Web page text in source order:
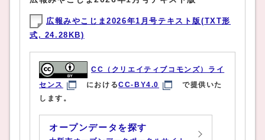
広報みやこじま2026年1月号テキスト版(TXT形
式, 24.28KB)
CC（クリエイティブコモンズ）ライ
センス
におけるCC-BY4.0
で提供いた
します。
オープンデータを探す